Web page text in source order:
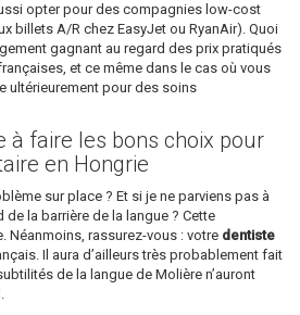
opter pour des compagnies low-cost
billets A/R chez EasyJet ou RyanAir). Quoi
gagnant au regard des prix pratiqués
et ce même dans le cas où vous
ultérieurement pour des soins
à faire les bons choix pour
en Hongrie
sur place ? Et si je ne parviens pas à
la barrière de la langue ? Cette
Néanmoins, rassurez-vous : votre dentiste
Il aura d’ailleurs très probablement fait
de la langue de Molière n’auront